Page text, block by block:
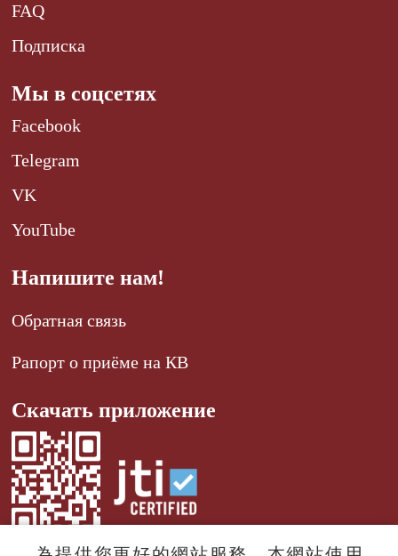
FAQ
Подписка
Мы в соцсетях
Facebook
Telegram
VK
YouTube
Напишите нам!
Обратная связь
Рапорт о приёме на КВ
Скачать приложение